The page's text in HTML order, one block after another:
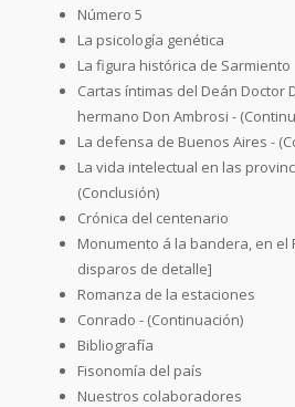
Número 5
La psicología genética
La figura histórica de Sarmiento
Cartas íntimas del Deán Doctor
hermano Don Ambrosi -
La defensa de Buenos Aires -
La vida intelectual en las
(Conclusión)
Crónica del centenario
Monumento á la bandera, en el
disparos de detalle]
Romanza de la estaciones
Conrado - (Continuación)
Bibliografía
Fisonomía del país
Nuestros colaboradores